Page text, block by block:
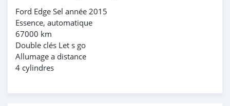
Ford Edge Sel année 2015
Essence, automatique
67000 km
Double clés Let s go
Allumage a distance
4 cylindres